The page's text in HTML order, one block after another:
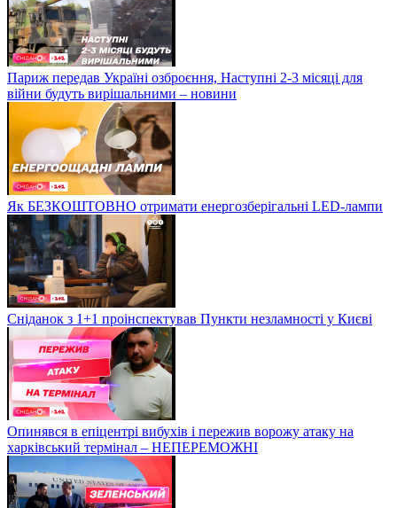
Париж передав Україні озброєння, Наступні 2-3 місяці для
війни будуть вирішальними – новини
Як БЕЗКОШТОВНО отримати енергозберігальні LED-лампи
Сніданок з 1+1 проінспектував Пункти незламності у Києві
Опинявся в епіцентрі вибухів і пережив ворожу атаку на
харківський термінал – НЕПЕРЕМОЖНІ